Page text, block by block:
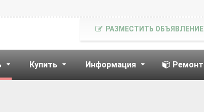
Купить Информация Ремонт
РАЗМЕСТИТЬ ОБЪЯВЛЕНИЕ